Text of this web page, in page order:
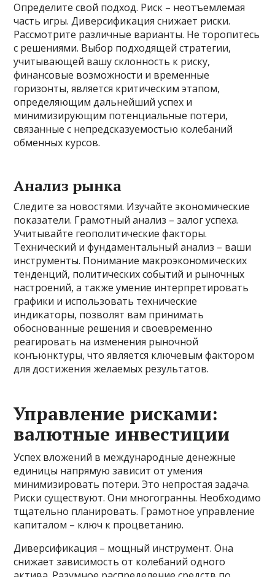
Определите свой подход. Риск – неотъемлемая
часть игры. Диверсификация снижает риски.
Рассмотрите различные варианты. Не торопитесь
с решениями. Выбор подходящей стратегии,
учитывающей вашу склонность к риску,
финансовые возможности и временные
горизонты, является критическим этапом,
определяющим дальнейший успех и
минимизирующим потенциальные потери,
связанные с непредсказуемостью колебаний
обменных курсов.
Анализ рынка
Следите за новостями. Изучайте экономические
показатели. Грамотный анализ – залог успеха.
Учитывайте геополитические факторы.
Технический и фундаментальный анализ – ваши
инструменты. Понимание макроэкономических
тенденций, политических событий и рыночных
настроений, а также умение интерпретировать
графики и использовать технические
индикаторы, позволят вам принимать
обоснованные решения и своевременно
реагировать на изменения рыночной
конъюнктуры, что является ключевым фактором
для достижения желаемых результатов.
Управление рисками:
валютные инвестиции
Успех вложений в международные денежные
единицы напрямую зависит от умения
минимизировать потери. Это непростая задача.
Риски существуют. Они многогранны. Необходимо
тщательно планировать. Грамотное управление
капиталом – ключ к процветанию.
Диверсификация – мощный инструмент. Она
снижает зависимость от колебаний одного